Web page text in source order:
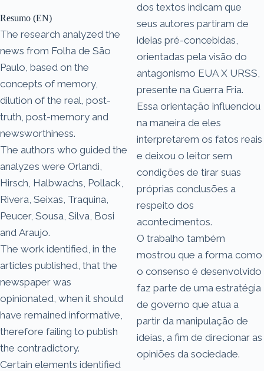
Resumo (EN)
The research analyzed the
news from Folha de São
Paulo, based on the
concepts of memory,
dilution of the real, post-
truth, post-memory and
newsworthiness.
The authors who guided the
analyzes were Orlandi,
Hirsch, Halbwachs, Pollack,
Rivera, Seixas, Traquina,
Peucer, Sousa, Silva, Bosi
and Araujo.
The work identified, in the
articles published, that the
newspaper was
opinionated, when it should
have remained informative,
therefore failing to publish
the contradictory.
Certain elements identified
dos textos indicam que
seus autores partiram de
ideias pré-concebidas,
orientadas pela visão do
antagonismo EUA X URSS,
presente na Guerra Fria.
Essa orientação influenciou
na maneira de eles
interpretarem os fatos reais
e deixou o leitor sem
condições de tirar suas
próprias conclusões a
respeito dos
acontecimentos.
O trabalho também
mostrou que a forma como
o consenso é desenvolvido
faz parte de uma estratégia
de governo que atua a
partir da manipulação de
ideias, a fim de direcionar as
opiniões da sociedade.